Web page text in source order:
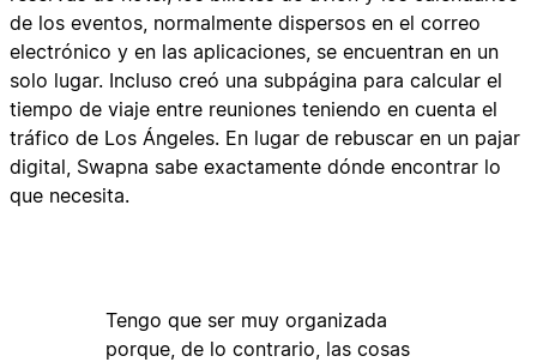
de los eventos, normalmente dispersos en el correo
electrónico y en las aplicaciones, se encuentran en un
solo lugar. Incluso creó una subpágina para calcular el
tiempo de viaje entre reuniones teniendo en cuenta el
tráfico de Los Ángeles. En lugar de rebuscar en un pajar
digital, Swapna sabe exactamente dónde encontrar lo
que necesita.
Tengo que ser muy organizada
porque, de lo contrario, las cosas